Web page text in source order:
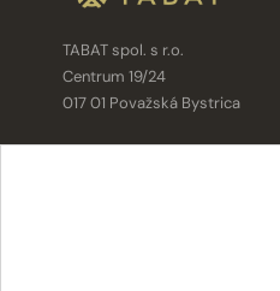
TABAT spol. s r.o.
Centrum 19/24
017 01 Považská Bystrica